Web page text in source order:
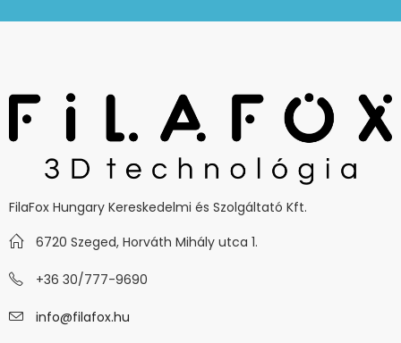
FilaFox Hungary Kereskedelmi és Szolgáltató Kft.
6720 Szeged, Horváth Mihály utca 1.
+36 30/777-9690
info@filafox.hu